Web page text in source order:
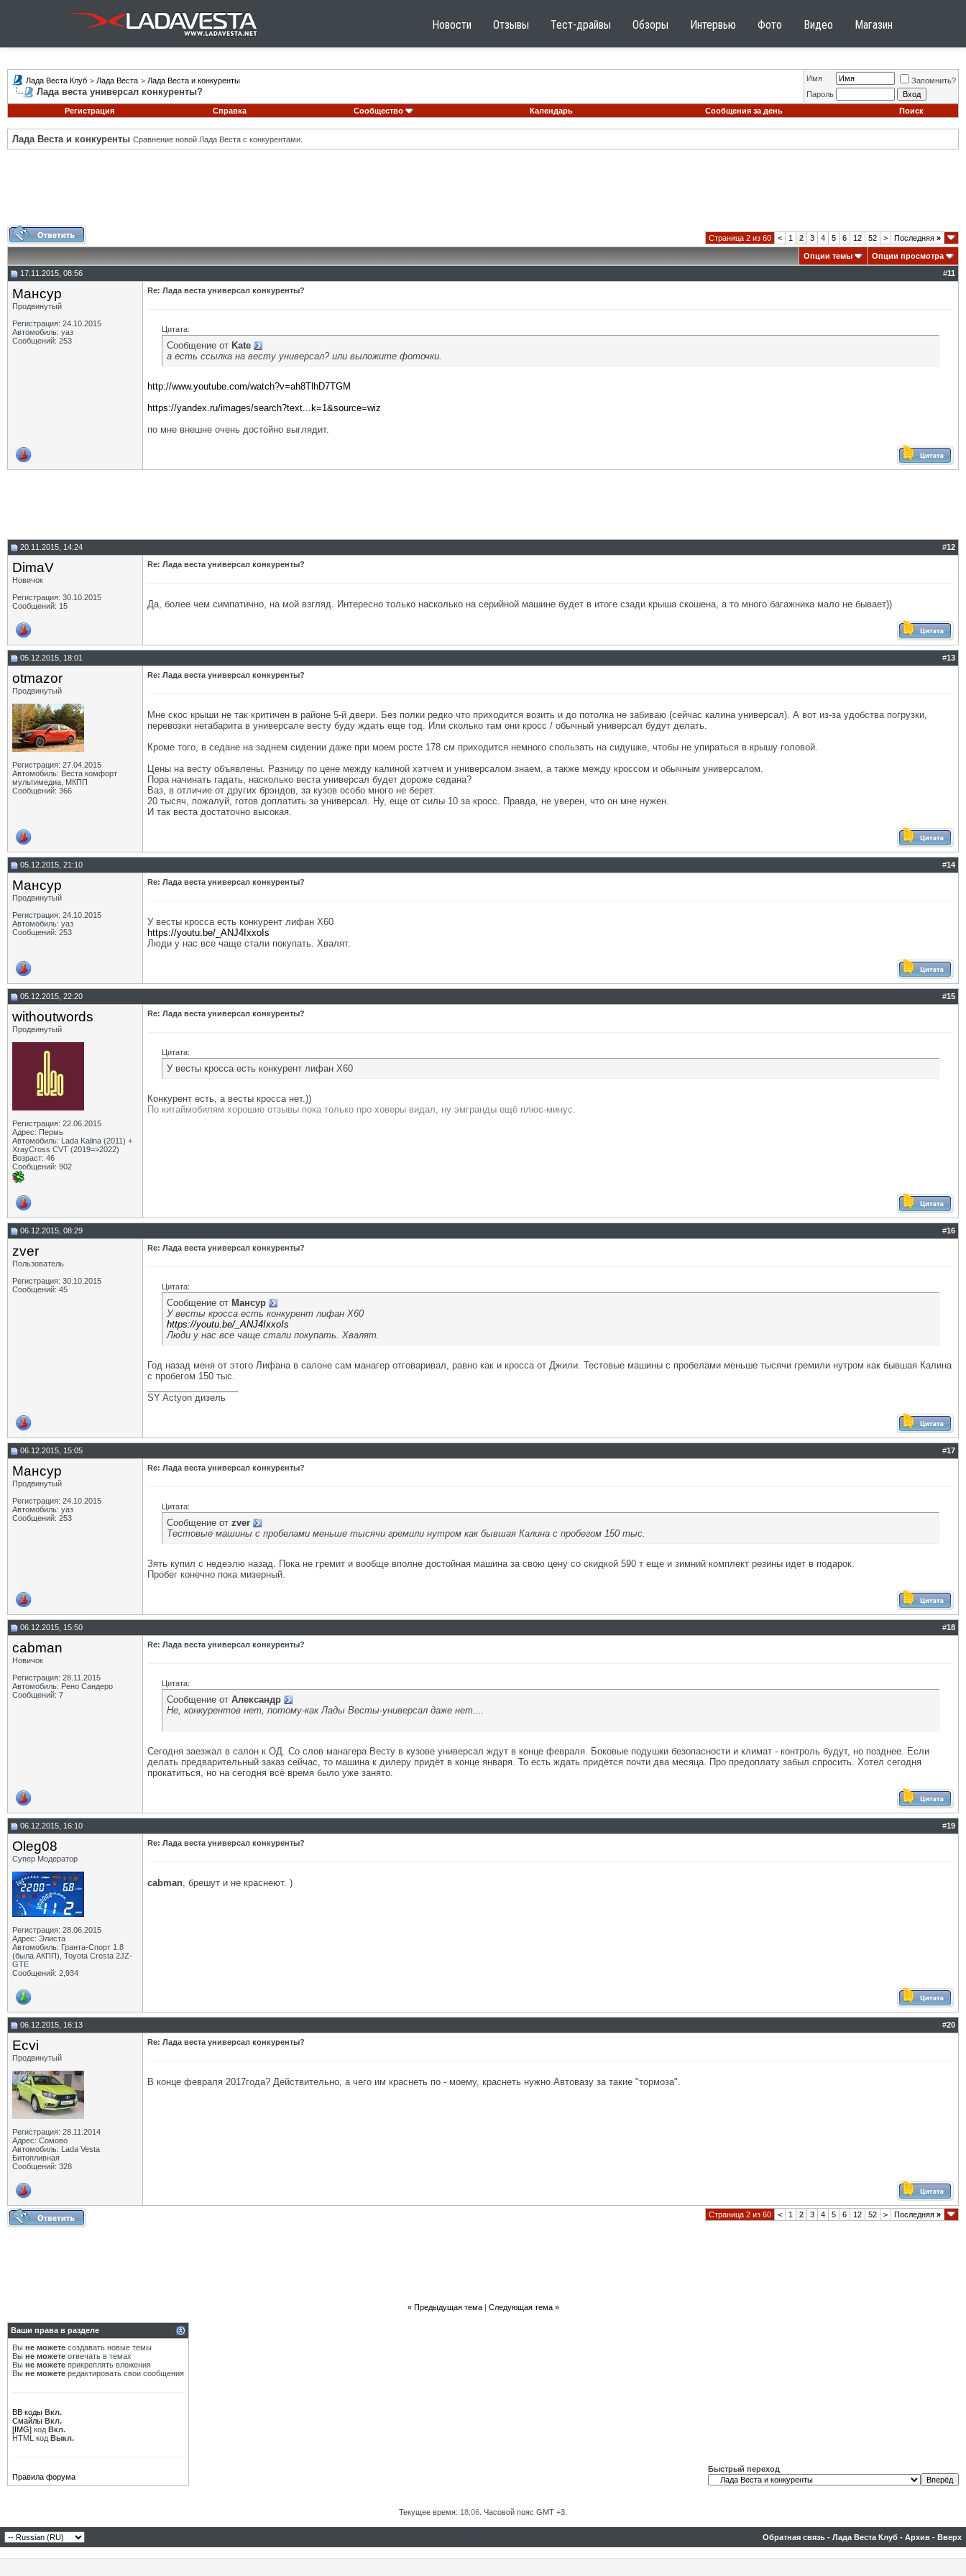
Новости Отзывы Тест-драйвы Обзоры Интервью Фото Видео Магазин
Лада Веста Клуб > Лада Веста > Лада Веста и конкуренты
Лада веста универсал конкуренты?
Имя
Запомнить?
Пароль
Регистрация
Справка Сообщество Календарь Сообщения за день Поиск
Лада Веста и конкуренты Сравнение новой Лада Веста с конкурентами.
Страница 2 из 60 < 1 2 3 4 5 6 12 52 > Последняя »
Опции темы
Опции просмотра
17.11.2015, 08:56
#11
Мансур
Продвинутый
Регистрация: 24.10.2015
Автомобиль: уаз
Сообщений: 253
Re: Лада веста универсал конкуренты?
Цитата:
Сообщение от Kate
а есть ссылка на весту универсал? или выложите фоточки.
http://www.youtube.com/watch?v=ah8TlhD7TGM
https://yandex.ru/images/search?text...k=1&source=wiz
по мне внешне очень достойно выглядит.
20.11.2015, 14:24 #12
DimaV
Новичок
Регистрация: 30.10.2015
Сообщений: 15
Re: Лада веста универсал конкуренты?
Да, более чем симпатично, на мой взгляд. Интересно только насколько на серийной машине будет в итоге сзади крыша скошена, а то много багажника мало не бывает))
05.12.2015, 18:01 #13
otmazor
Продвинутый
Регистрация: 27.04.2015
Автомобиль: Веста комфорт
мультимедиа, МКПП
Сообщений: 366
Re: Лада веста универсал конкуренты?
Мне скос крыши не так критичен в районе 5-й двери. Без полки редко что приходится возить и до потолка не забиваю (сейчас калина универсал). А вот из-за удобства погрузки,
перевозки негабарита в универсале весту буду ждать еще год. Или сколько там они кросс / обычный универсал будут делать.
Кроме того, в седане на заднем сидении даже при моем росте 178 см приходится немного спользать на сидушке, чтобы не упираться в крышу головой.
Цены на весту объявлены. Разницу по цене между калиной хэтчем и универсалом знаем, а также между кроссом и обычным универсалом.
Пора начинать гадать, насколько веста универсал будет дороже седана?
Ваз, в отличие от других брэндов, за кузов особо много не берет.
20 тысяч, пожалуй, готов доплатить за универсал. Ну, еще от силы 10 за кросс. Правда, не уверен, что он мне нужен.
И так веста достаточно высокая.
05.12.2015, 21:10 #14
Мансур
Продвинутый
Регистрация: 24.10.2015
Автомобиль: уаз
Сообщений: 253
Re: Лада веста универсал конкуренты?
У весты кросса есть конкурент лифан Х60
https://youtu.be/_ANJ4IxxoIs
Люди у нас все чаще стали покупать. Хвалят.
05.12.2015, 22:20 #15
withoutwords
Продвинутый
Регистрация: 22.06.2015
Адрес: Пермь
Автомобиль: Lada Kalina (2011) +
XrayCross CVT (2019=>2022)
Возраст: 46
Сообщений: 902
Re: Лада веста универсал конкуренты?
Цитата:
У весты кросса есть конкурент лифан Х60
Конкурент есть, а весты кросса нет.))
По китаймобилям хорошие отзывы пока только про ховеры видал, ну эмгранды ещё плюс-минус.
06.12.2015, 08:29 #16
zver
Пользователь
Регистрация: 30.10.2015
Сообщений: 45
Re: Лада веста универсал конкуренты?
Цитата:
Сообщение от Мансур
У весты кросса есть конкурент лифан Х60
https://youtu.be/_ANJ4IxxoIs
Люди у нас все чаще стали покупать. Хвалят.
Год назад меня от этого Лифана в салоне сам манагер отговаривал, равно как и кросса от Джили. Тестовые машины с пробелами меньше тысячи гремили нутром как бывшая Калина
с пробегом 150 тыс.
SY Actyon дизель
06.12.2015, 15:05 #17
Мансур
Продвинутый
Регистрация: 24.10.2015
Автомобиль: уаз
Сообщений: 253
Re: Лада веста универсал конкуренты?
Цитата:
Сообщение от zver
Тестовые машины с пробелами меньше тысячи гремили нутром как бывшая Калина с пробегом 150 тыс.
Зять купил с недеэлю назад. Пока не гремит и вообще вполне достойная машина за свою цену со скидкой 590 т еще и зимний комплект резины идет в подарок.
Пробег конечно пока мизерный.
06.12.2015, 15:50 #18
cabman
Новичок
Регистрация: 28.11.2015
Автомобиль: Рено Сандеро
Сообщений: 7
Re: Лада веста универсал конкуренты?
Цитата:
Сообщение от Aлександр
Не, конкурентов нет, потому-как Лады Весты-универсал даже нет....
Сегодня заезжал в салон к ОД. Со слов манагера Весту в кузове универсал ждут в конце февраля. Боковые подушки безопасности и климат - контроль будут, но позднее. Если
делать предварительный заказ сейчас, то машина к дилеру придёт в конце января. То есть ждать придётся почти два месяца. Про предоплату забыл спросить. Хотел сегодня
прокатиться, но на сегодня всё время было уже занято.
06.12.2015, 16:10 #19
Oleg08
Супер Модератор
Регистрация: 28.06.2015
Адрес: Элиста
Автомобиль: Гранта-Спорт 1.8
(была АКПП), Toyota Cresta 2JZ-
GTE
Сообщений: 2,934
Re: Лада веста универсал конкуренты?
cabman, брешут и не краснеют. )
06.12.2015, 16:13 #20
Ecvi
Продвинутый
Регистрация: 28.11.2014
Адрес: Сомово
Автомобиль: Lada Vesta
Битопливная
Сообщений: 328
Re: Лада веста универсал конкуренты?
В конце февраля 2017года? Действительно, а чего им краснеть по - моему, краснеть нужно Автовазу за такие "тормоза".
Страница 2 из 60 < 1 2 3 4 5 6 12 52 > Последняя »
« Предыдущая тема| Следующая тема »
Ваши права в разделе
Вы не можете создавать новые темы
Вы не можете отвечать в темах
Вы не можете прикреплять вложения
Вы не можете редактировать свои сообщения
BB коды Вкл.
Смайлы Вкл.
[IMG] код Вкл.
HTML код Выкл.
Правила форума
Быстрый переход
Текущее время: 18:06 . Часовой пояс GMT +3.
Обратная связь - Лада Веста Клуб - Архив - Вверх